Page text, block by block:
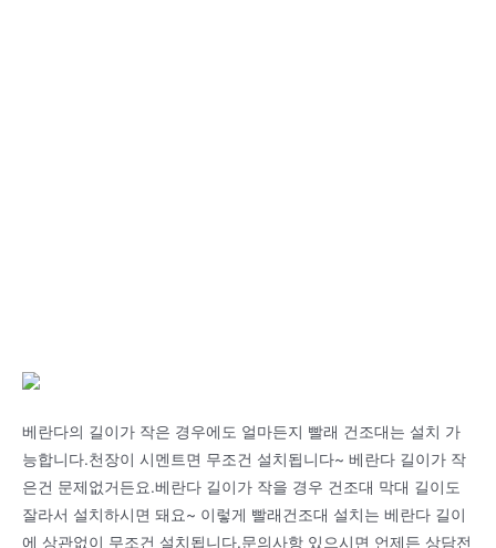
베란다의 길이가 작은 경우에도 얼마든지 빨래 건조대는 설치 가
능합니다.천장이 시멘트면 무조건 설치됩니다~ 베란다 길이가 작
은건 문제없거든요.베란다 길이가 작을 경우 건조대 막대 길이도
잘라서 설치하시면 돼요~ 이렇게 빨래건조대 설치는 베란다 길이
에 상관없이 무조건 설치됩니다.문의사항 있으시면 언제든 상담전